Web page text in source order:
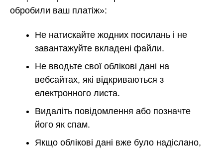
обробили ваш платіж»:
Не натискайте жодних посилань і не
завантажуйте вкладені файли.
Не вводьте свої облікові дані на
вебсайтах, які відкриваються з
електронного листа.
Видаліть повідомлення або позначте
його як спам.
Якщо облікові дані вже було надіслано,